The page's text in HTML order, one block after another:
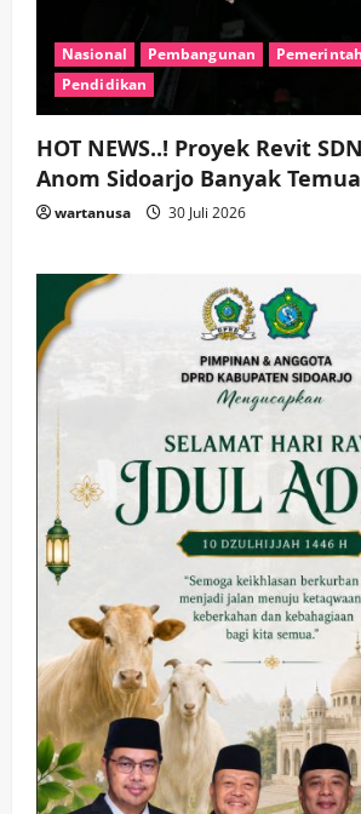
Nasional Pembangunan
Pendidikan
HOT NEWS..! Proyek Revit
Anom Sidoarjo Banyak
wartanusa 30 Juli 2026